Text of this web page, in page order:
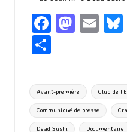
Fa
o
o
k
M
d
o
n
E
l
ta
g
er
Tags:
Avant-première Club de
Communiqué de presse
Dead Sushi Documentaire